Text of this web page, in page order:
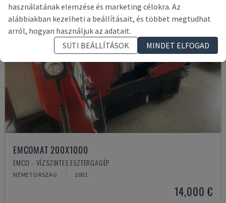
EMCOMAT 200X1000
EMCO - VÍZSZINTES ESZTERGAGÉP
NÉMETORSZÁG 2001
14,000 €
használatának elemzése és marketing célokra. Az
alábbiakban kezelheti a beállításait, és többet megtudhat
arról, hogyan használjuk az adatait.
SÜTI BEÁLLÍTÁSOK
MINDET ELFOGAD